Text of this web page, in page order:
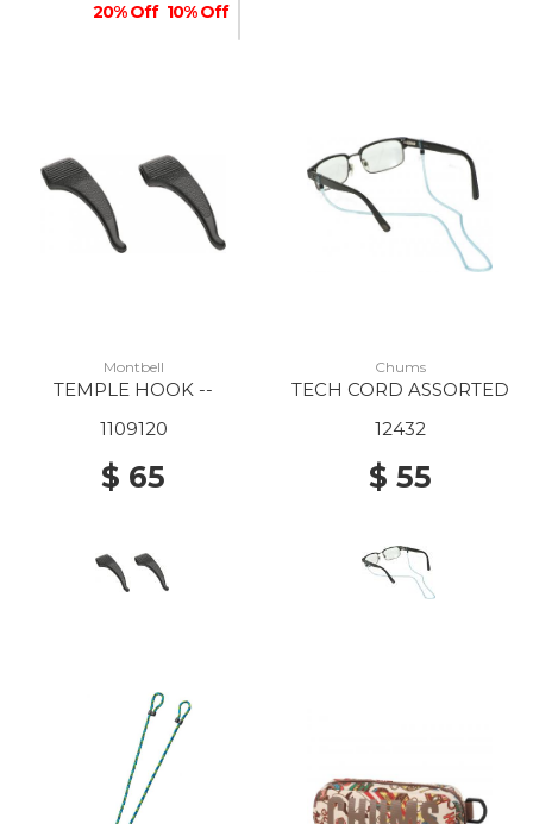
20% Off 10% Off
Montbell
TEMPLE HOOK --
1109120
$ 65
Chums
TECH CORD ASSORTED
12432
$ 55